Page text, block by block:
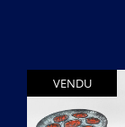
VENDU